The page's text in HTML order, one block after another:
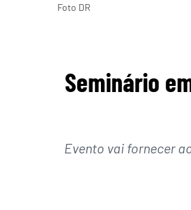
Foto DR
Seminário
Evento vai fornecer